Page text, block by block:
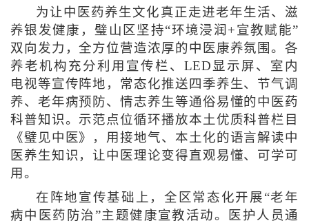
为让中医药养生文化真正走进老年生活、滋
养银发健康，璧山区坚持“环境浸润+宣教赋能”
双向发力，全方位营造浓厚的中医康养氛围。各
养老机构充分利用宣传栏、LED显示屏、室内
电视等宣传阵地，常态化推送四季养生、节气调
养、老年病预防、情志养生等通俗易懂的中医药
科普知识。示范点位循环播放本土优质科普栏目
《璧见中医》，用接地气、本土化的语言解读中
医养生知识，让中医理论变得直观易懂、可学可
用。
在阵地宣传基础上，全区常态化开展“老年
病中医药防治”主题健康宣教活动。医护人员通